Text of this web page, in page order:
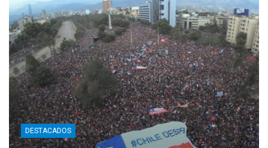
DESTACADOS